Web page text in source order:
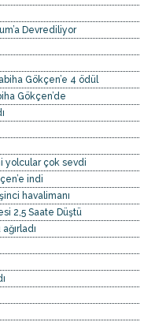
Devrediliyor
Gökçen’e 4 ödül
Gökçen’de
yolcular çok sevdi
indi
havalimanı
2,5 Saate Düştü